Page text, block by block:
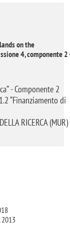
on the
4, componente 2
- Componente 2
“Finanziamento di
RICERCA (MUR)
2013